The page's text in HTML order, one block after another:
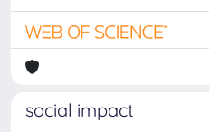
social impact